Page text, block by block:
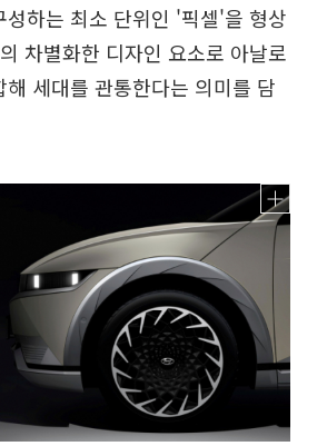
성하는 최소 단위인 '픽셀'을 형상
차별화한 디자인 요소로 아날로
세대를 관통한다는 의미를 담